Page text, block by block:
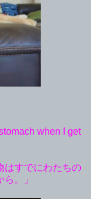
when I get
はすでにわたちの
。」